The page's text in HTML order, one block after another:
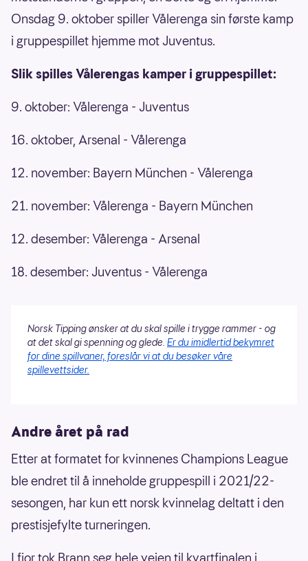
Onsdag 9. oktober spiller Vålerenga sin første kamp
i gruppespillet hjemme mot Juventus.
Slik spilles Vålerengas kamper i gruppespillet:
9. oktober: Vålerenga - Juventus
16. oktober, Arsenal - Vålerenga
12. november: Bayern München - Vålerenga
21. november: Vålerenga - Bayern München
12. desember: Vålerenga - Arsenal
18. desember: Juventus - Vålerenga
Norsk Tipping ønsker at du skal spille i trygge rammer - og
at det skal gi spenning og glede. Er du imidlertid bekymret
for dine spillvaner, foreslår vi at du besøker våre
spillevettsider.
Andre året på rad
Etter at formatet for kvinnenes Champions League
ble endret til å inneholde gruppespill i 2021/22-
sesongen, har kun ett norsk kvinnelag deltatt i den
prestisjefylte turneringen.